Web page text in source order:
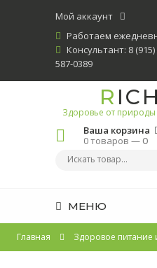
Мой аккаунт
Работаем
Консультант: 8 (915)
587-0389
R ICH
Здоровье от природы
Ваша корзина
0 товаров —0
МЕНЮ
Главная Здоровое питание